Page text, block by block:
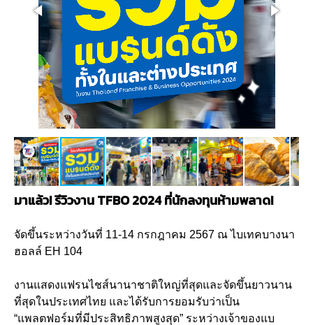
มาแล้ว! รีวิวงาน TFBO 2024 ที่นักลงทุนห้ามพลาด!
จัดขึ้นระหว่างวันที่ 11-14 กรกฎาคม 2567 ณ ไบเทคบางนา
ฮอลล์ EH 104
งานแสดงแฟรนไชส์นานาชาติใหญ่ที่สุดและจัดขึ้นยาวนาน
ที่สุดในประเทศไทย และได้รับการยอมรับว่าเป็น
“แพลตฟอร์มที่มีประสิทธิภาพสูงสุด” ระหว่างเจ้าของแบ